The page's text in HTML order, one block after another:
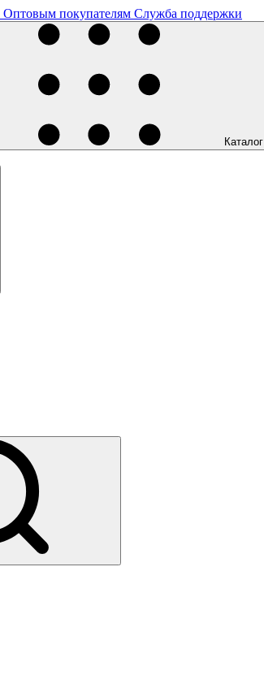
Оптовым покупателям Служба поддержки
Каталог